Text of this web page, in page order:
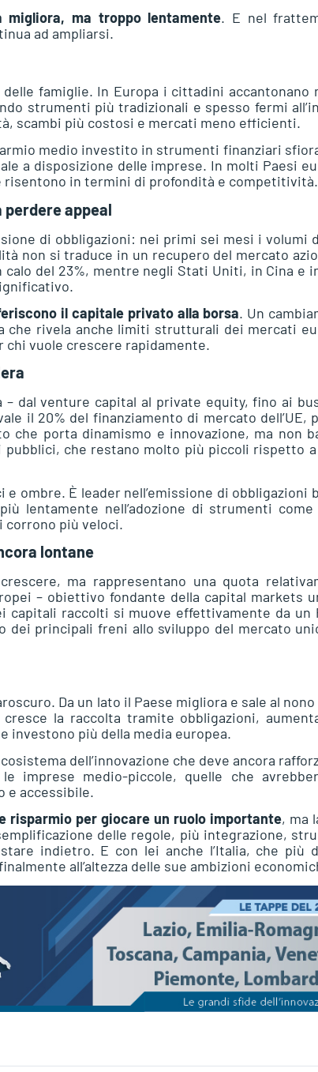
migliora, ma troppo lentamente. E nel
ad ampliarsi.
famiglie. In Europa i cittadini accantonano
strumenti più tradizionali e spesso fermi
scambi più costosi e mercati meno efficienti.
medio investito in strumenti finanziari
a disposizione delle imprese. In molti Paesi
risentono in termini di profondità e competitività.
perdere appeal
di obbligazioni: nei primi sei mesi i volumi
non si traduce in un recupero del mercato
del 23%, mentre negli Stati Uniti, in Cina e
il capitale privato alla borsa. Un
che rivela anche limiti strutturali dei mercati
vuole crescere rapidamente.
dal venture capital al private equity, fino ai
il 20% del finanziamento di mercato dell’UE,
che porta dinamismo e innovazione, ma non
pubblici, che restano molto più piccoli rispetto
ombre. È leader nell’emissione di obbligazioni
lentamente nell’adozione di strumenti come
più veloci.
lontane
ma rappresentano una quota
– obiettivo fondante della capital markets
raccolti si muove effettivamente da un
dei principali freni allo sviluppo del mercato
Da un lato il Paese migliora e sale al
la raccolta tramite obbligazioni,
investono più della media europea.
dell’innovazione che deve ancora
imprese medio-piccole, quelle che
e accessibile.
risparmio per giocare un ruolo importante, ma
delle regole, più integrazione,
indietro. E con lei anche l’Italia, che più
all’altezza delle sue ambizioni